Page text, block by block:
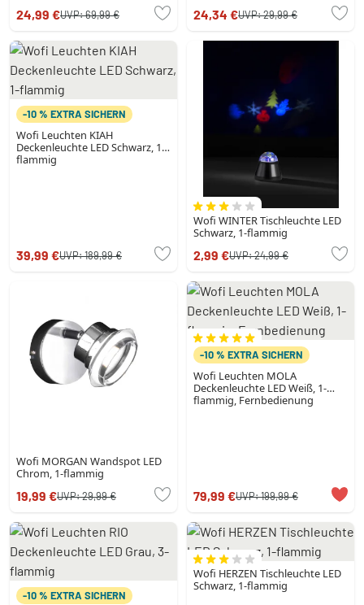
24,99 €UVP:69,99 € 24,34 €UVP:29,99 €
-10 % EXTRA SICHERN
Wofi Leuchten KIAH
Deckenleuchte LED Schwarz, 1-
flammig
39,99 €UVP:189,99 €
Wofi WINTER Tischleuchte LED
Schwarz, 1-flammig
2,99 €UVP:24,99 €
Wofi MORGAN Wandspot LED
Chrom, 1-flammig
19,99 €UVP:29,99 €
-10 % EXTRA SICHERN
Wofi Leuchten MOLA
Deckenleuchte LED Weiß, 1-
flammig, Fernbedienung
79,99 €UVP:199,99 €
-10 % EXTRA SICHERN
Wofi HERZEN Tischleuchte LED
Schwarz, 1-flammig